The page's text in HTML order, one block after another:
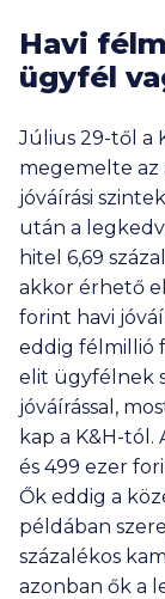
Havi
ügyfél
Július 29-től a
megemelte az
jóváírási
után a
hitel 6,69
akkor érhető
forint havi
eddig félmillió
elit ügyfélnek
jóváírással,
kap a K&H-tól.
és 499 ezer
Ők eddig a
példában
százalékos
azonban ők a